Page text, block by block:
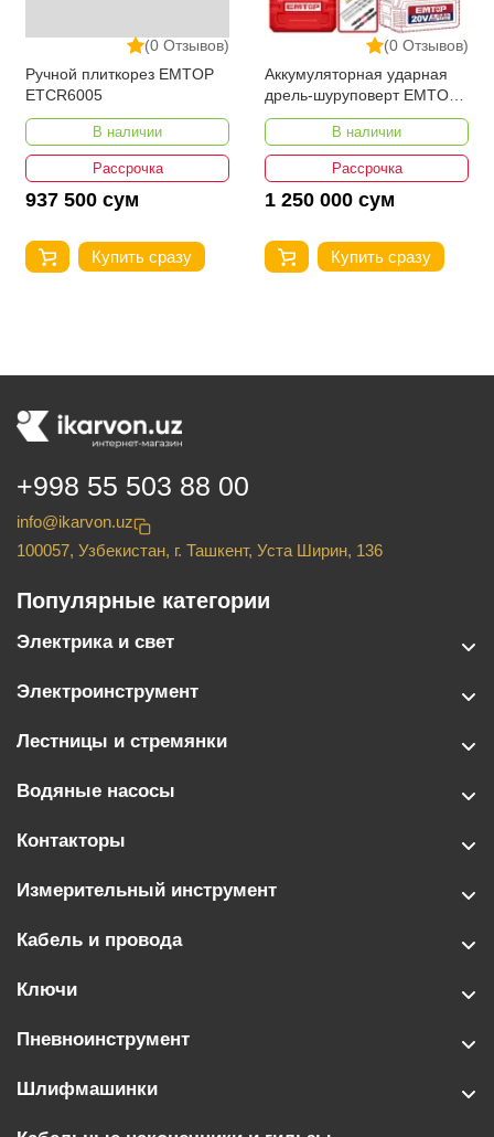
(0 Отзывов)
Ручной плиткорез EMTOP
ETCR6005
В наличии
Рассрочка
937 500 сум
Купить сразу
(0 Отзывов)
Аккумуляторная ударная
дрель-шуруповерт EMTOP
ECIDL208689
В наличии
Рассрочка
1 250 000 сум
Купить сразу
+998 55 503 88 00
info@ikarvon.uz
100057, Узбекистан, г. Ташкент, Уста Ширин, 136
Популярные категории
Электрика и свет
Электроинструмент
Лестницы и стремянки
Водяные насосы
Контакторы
Измерительный инструмент
Кабель и провода
Ключи
Пневноинструмент
Шлифмашинки